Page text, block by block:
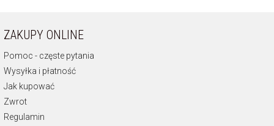
ZAKUPY ONLINE
Pomoc - częste pytania
Wysyłka i płatność
Jak kupować
Zwrot
Regulamin